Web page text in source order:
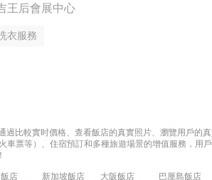
王后會展中心
衣服務
過比較實时價格、查看飯店的真實照片、瀏覽用戶
票等）、住宿預訂和多種旅遊場景的增值服務，
店 新加坡飯店 大阪飯店 巴厘島飯店